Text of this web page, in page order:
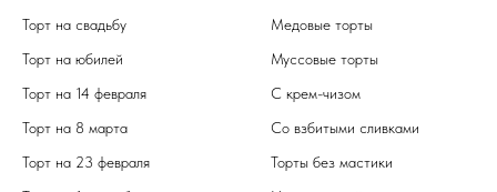
Торт на свадьбу
Торт на юбилей
Торт на 14 февраля
Торт на 8 марта
Торт на 23 февраля
Медовые торты
Муссовые торты
С крем-чизом
Со взбитыми сливками
Торты без мастики